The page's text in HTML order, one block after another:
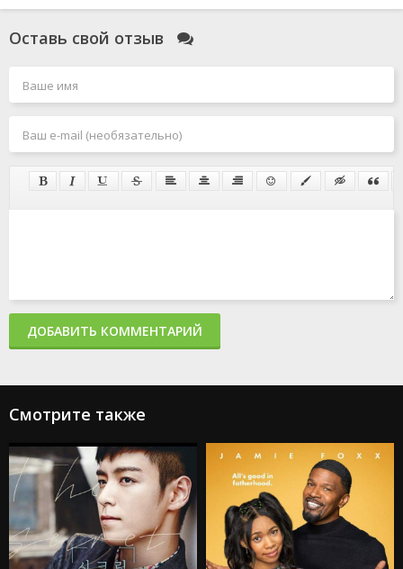
Оставь свой отзыв
ДОБАВИТЬ КОММЕНТАРИЙ
Смотрите также